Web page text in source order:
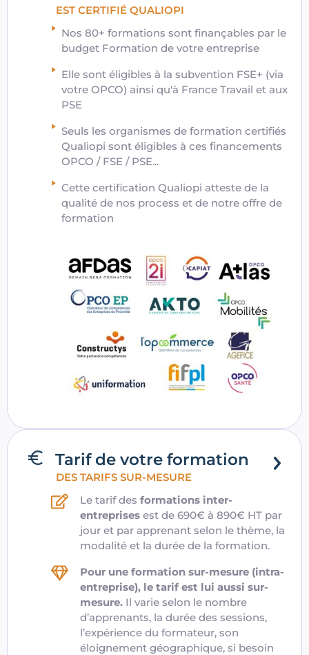
EST CERTIFIÉ QUALIOPI
Nos 80+ formations sont finançables par le
budget Formation de votre entreprise
Elle sont éligibles à la subvention FSE+ (via
votre OPCO) ainsi qu'à France Travail et aux
PSE
Seuls les organismes de formation certifiés
Qualiopi sont éligibles à ces financements
OPCO / FSE / PSE...
Cette certification Qualiopi atteste de la
qualité de nos process et de notre offre de
formation
Tarif de votre formation
DES TARIFS SUR-MESURE
Le tarif desformations inter-
entreprises est de 690€ à 890€ HT par
jour et par apprenant selon le thème, la
modalité et la durée de la formation.
Pour une formation sur-mesure (intra-
entreprise), le tarif est lui aussi sur-
mesure. Il varie selon le nombre
d’apprenants, la durée des sessions,
l’expérience du formateur, son
éloignement géographique, si besoin